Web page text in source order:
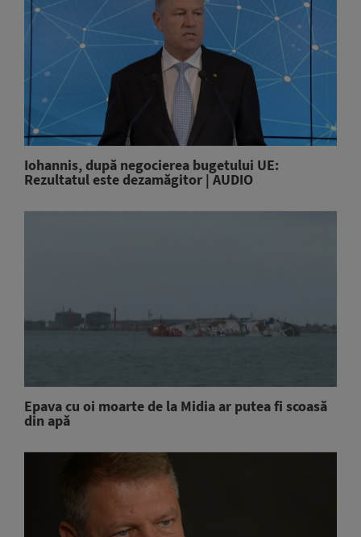
Iohannis, după negocierea bugetului UE:
Rezultatul este dezamăgitor | AUDIO
Epava cu oi moarte de la Midia ar putea fi scoasă
din apă